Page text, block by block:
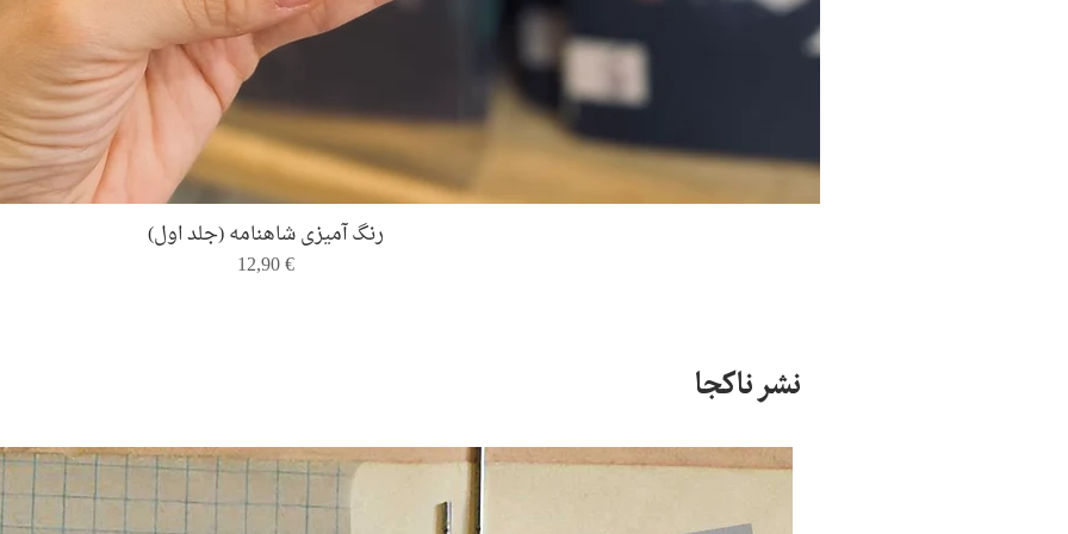
Quick View
رنگ ‌آمیزی شاهنامه (جلد اول)
Price
12,90 €
نشر ناکجا